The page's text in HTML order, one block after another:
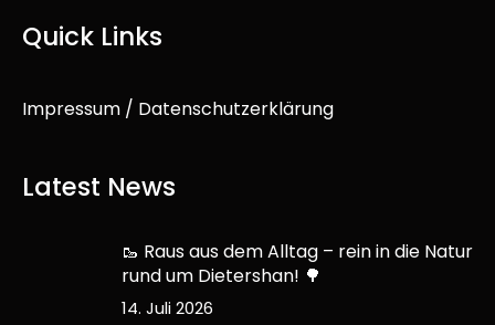
Quick Links
Impressum / Datenschutzerklärung
Latest News
🥾 Raus aus dem Alltag – rein in die Natur
rund um Dietershan! 🌳
14. Juli 2026